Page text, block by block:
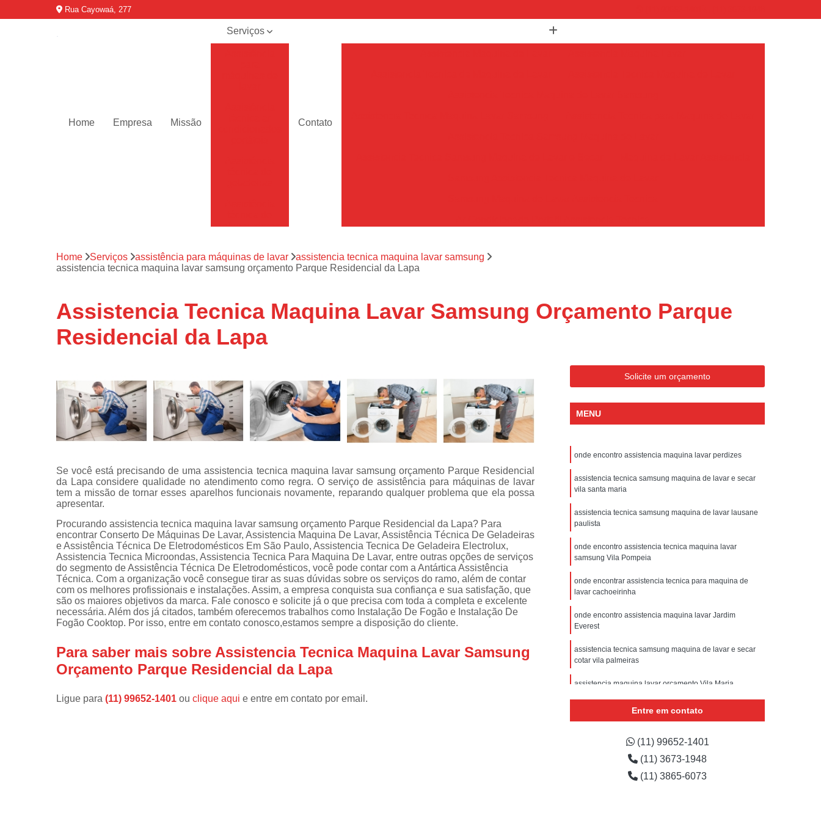
Rua Cayowaá, 277
Home Empresa Missão
Serviços
refrigeradores
técnica de
secadoras
fogão
Assistências
técnicas de
máquinas de
lavar
Consertos de
adega
expositoras
Instalação de
Instalação de
máquinas de
lavar roupa
Instalações de
lava e seca
Manutenções
de fogão
Contato
Assistencia Tecnica Ar Condicionado Portatil
Assistencia Tecnica Ar Condicionado Portatil Philco
Assistencia Tecnica Ar Condicionado Tipo Portatil
Assistencia Tecnica de Ar Condicionado Portatil Philco
Assistencia Tecnica em Ar Condicionado Portatil
Assistencia Tecnica para Ar Condicionado Portatil
Assistencia Tecnica de Geladeira Electrolux
Assistencia Tecnica Electrolux Geladeira
Assistencia Tecnica Geladeira Electrolux
Assistencia Tecnica Resfriar Geladeira
Electrolux Assistencia Tecnica Geladeira
Electrolux Geladeira Assistencia Tecnica
Geladeira Assistencia Tecnica
Assistencia Tecnica de Refrigerador
Assistencia Tecnica de Refrigerador Electrolux
Assistencia Tecnica Electrolux Refrigerador
Assistencia Tecnica Refrigerador
Assistencia Tecnica Refrigerador com Defeito
Assistencia Tecnica Refrigerador com Problema
Assistencia Tecnica Refrigerador Electrolux
Assistencia Tecnica Refrigerador Não Liga
Refrigerador Assistencia Tecnica
Refrigerador Electrolux Assistencia Tecnica
Assistencia Tecnica Maquina Secadora de Roupa
Assistencia Tecnica para Secadora
Assistencia Tecnica Samsung Lavadora e Secadora
Assistencia Tecnica Secadora
Assistencia Tecnica Secadora Samsung
Assistencia Tecnica de Fogão
Assistencia Tecnica Fogão
Home Serviços assistência para máquinas de lavar
assistencia tecnica maquina lavar samsung
assistencia tecnica maquina lavar samsung orçamento Parque Residencial da Lapa
Assistencia Tecnica Maquina Lavar Samsung Orçamento Parque
Residencial da Lapa
Se você está precisando de uma assistencia tecnica maquina lavar samsung orçamento Parque Residencial
da Lapa considere qualidade no atendimento como regra. O serviço de assistência para máquinas de lavar
tem a missão de tornar esses aparelhos funcionais novamente, reparando qualquer problema que ela possa
apresentar.
Procurando assistencia tecnica maquina lavar samsung orçamento Parque Residencial da Lapa? Para
encontrar Conserto De Máquinas De Lavar, Assistencia Maquina De Lavar, Assistência Técnica De Geladeiras
e Assistência Técnica De Eletrodomésticos Em São Paulo, Assistencia Tecnica De Geladeira Electrolux,
Assistencia Tecnica Microondas, Assistencia Tecnica Para Maquina De Lavar, entre outras opções de serviços
do segmento de Assistência Técnica De Eletrodomésticos, você pode contar com a Antártica Assistência
Técnica. Com a organização você consegue tirar as suas dúvidas sobre os serviços do ramo, além de contar
com os melhores profissionais e instalações. Assim, a empresa conquista sua confiança e sua satisfação, que
são os maiores objetivos da marca. Fale conosco e solicite já o que precisa com toda a completa e excelente
necessária. Além dos já citados, também oferecemos trabalhos como Instalação De Fogão e Instalação De
Fogão Cooktop. Por isso, entre em contato conosco,estamos sempre a disposição do cliente.
Para saber mais sobre Assistencia Tecnica Maquina Lavar Samsung
Orçamento Parque Residencial da Lapa
Ligue para (11) 99652-1401 ou clique aqui e entre em contato por email.
Solicite um orçamento
MENU
onde encontro assistencia maquina lavar perdizes
assistencia tecnica samsung maquina de lavar e secar
vila santa maria
assistencia tecnica samsung maquina de lavar lausane
paulista
onde encontro assistencia tecnica maquina lavar
samsung Vila Pompeia
onde encontrar assistencia tecnica para maquina de
lavar cachoeirinha
onde encontro assistencia maquina lavar Jardim
Everest
assistencia tecnica samsung maquina de lavar e secar
cotar vila palmeiras
assistencia maquina lavar orçamento Vila Maria
manutenção de maquina de lavar assistencia vila
onde encontro assistencia tecnica samsung maquina de
lavar e secar limão
Entre em contato
(11) 99652-1401
(11) 3673-1948
(11) 3865-6073